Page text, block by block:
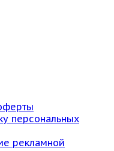
персональных
рекламной